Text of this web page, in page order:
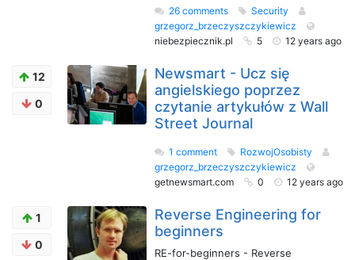
26 comments
Security
grzegorz_brzeczyszczykiewicz
niebezpiecznik.pl
5 12 years ago
12
0
Newsmart - Ucz się
angielskiego poprzez
czytanie artykułów z Wall
Street Journal
1 comment
RozwojOsobisty
grzegorz_brzeczyszczykiewicz
getnewsmart.com
0 12 years ago
1
0
Reverse Engineering for
beginners
RE-for-beginners - Reverse